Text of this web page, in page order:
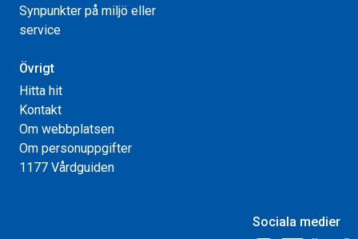
Synpunkter på miljö eller
service
Övrigt
Hitta hit
Kontakt
Om webbplatsen
Om personuppgifter
1177 Vårdguiden
Sociala medier